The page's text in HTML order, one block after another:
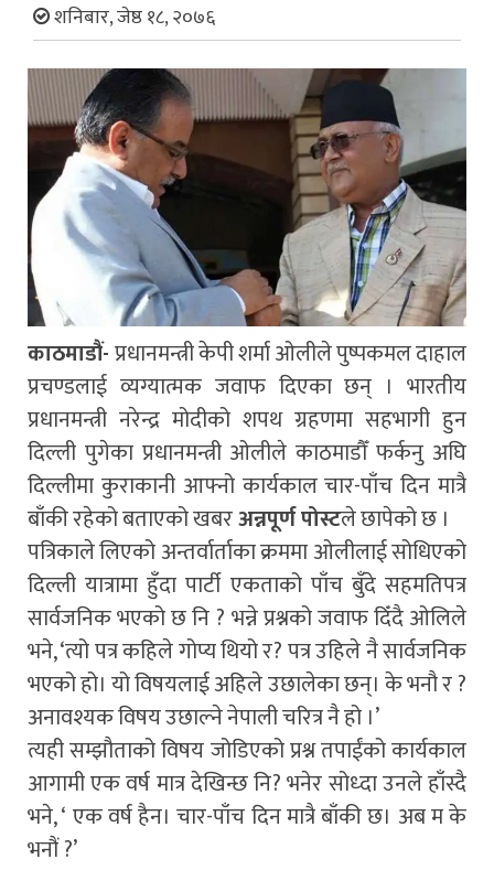
शनिबार, जेष्ठ १८, २०७६
काठमाडौं-प्रधानमन्त्री केपी शर्मा ओलीले पुष्पकमल दाहाल
प्रचण्डलाई व्य‌ग्यात्मक जवाफ दिएका छन् । भारतीय
प्रधानमन्त्री नरेन्द्र मोदीको शपथ ग्रहणमा सहभागी हुन
दिल्ली पुगेका प्रधानमन्त्री ओलीले काठमाडौँ फर्कनु अघि
दिल्लीमा कुराकानी आफ्नो कार्यकाल चार-पाँच दिन मात्रै
बाँकी रहेको बताएको खबरअन्नपूर्ण पोस्टले छापेको छ ।
पत्रिकाले लिएको अन्तर्वार्ताका क्रममा ओलीलाई सोधिएको
दिल्ली यात्रामा हुँदा पार्टी एकताको पाँच बुँदे सहमतिपत्र
सार्वजनिक भएको छ नि ? भन्ने प्रश्नको जवाफ दिँदै ओलिले
भने, ‘त्यो पत्र कहिले गोप्य थियो र? पत्र उहिले नै सार्वजनिक
भएको हो। यो विषयलाई अहिले उछालेका छन्। के भनौ र ?
अनावश्यक विषय उछाल्ने नेपाली चरित्र नै हो ।’
त्यही सम्झौताको विषय जोडिएको प्रश्न तपाईंको कार्यकाल
आगामी एक वर्ष मात्र देखिन्छ नि? भनेर सोध्दा उनले हाँस्दै
भने, ‘ एक वर्ष हैन। चार-पाँच दिन मात्रै बाँकी छ। अब म के
भनौं ?’